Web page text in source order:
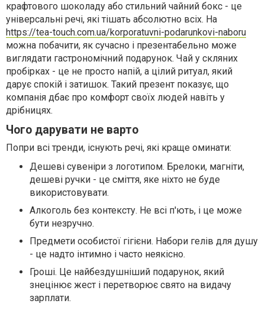
крафтового шоколаду або стильний чайний бокс - це
універсальні речі, які тішать абсолютно всіх. На
https://tea-touch.com.ua/korporatuvni-podarunkovi-naboru
можна побачити, як сучасно і презентабельно може
виглядати гастрономічний подарунок. Чай у скляних
пробірках - це не просто напій, а цілий ритуал, який
дарує спокій і затишок. Такий презент показує, що
компанія дбає про комфорт своїх людей навіть у
дрібницях.
Чого дарувати не варто
Попри всі тренди, існують речі, які краще оминати:
Дешеві сувеніри з логотипом. Брелоки, магніти,
дешеві ручки - це сміття, яке ніхто не буде
використовувати.
Алкоголь без контексту. Не всі п'ють, і це може
бути незручно.
Предмети особистої гігієни. Набори гелів для душу
- це надто інтимно і часто неякісно.
Гроші. Це найбездушніший подарунок, який
знецінює жест і перетворює свято на видачу
зарплати.